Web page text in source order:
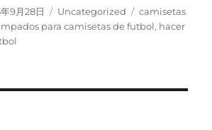
9月28日 Categorías
Uncategorized Etiquetas
camisetas
para camisetas de futbol, hacer